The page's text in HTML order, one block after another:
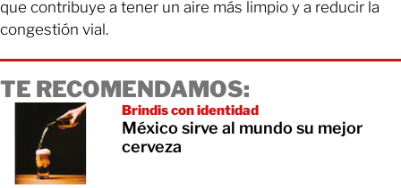
que contribuye a tener un aire más limpio y a reducir la
congestión vial.
TE RECOMENDAMOS:
Brindis con identidad
México sirve al mundo su mejor
cerveza